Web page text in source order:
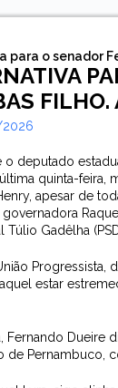
para o senador
deputado
quinta-feira,
apesar de
Gadêlha
estar
Fernando Dueire
de Pernambuco,